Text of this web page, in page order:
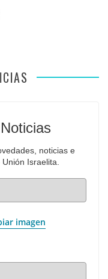
noticias e
Israelita.
imagen